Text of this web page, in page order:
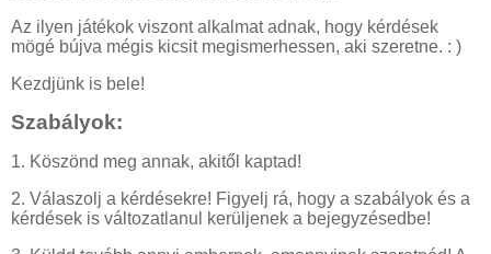
Az ilyen játékok viszont alkalmat adnak, hogy kérdések
mögé bújva mégis kicsit megismerhessen, aki szeretne. : )
Kezdjünk is bele!
Szabályok:
1. Köszönd meg annak, akitől kaptad!
2. Válaszolj a kérdésekre! Figyelj rá, hogy a szabályok és a
kérdések is változatlanul kerüljenek a bejegyzésedbe!